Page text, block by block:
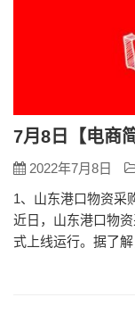
7月8日【电商
2022年7月8日
1、山东港口物资采
近日，山东港口物
式上线运行。据了
山东港口阳光慧采
前“电子招投标系统
分销订单转接货主